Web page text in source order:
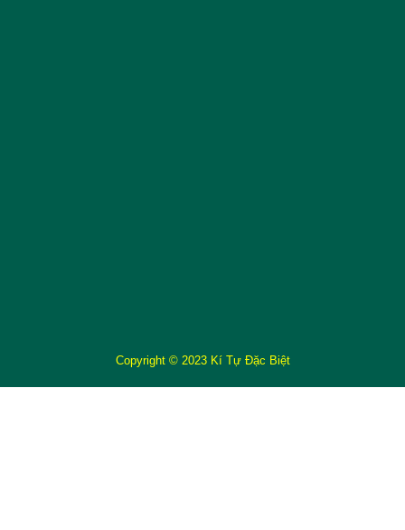
Copyright © 2023 Kí Tự Đặc Biệt